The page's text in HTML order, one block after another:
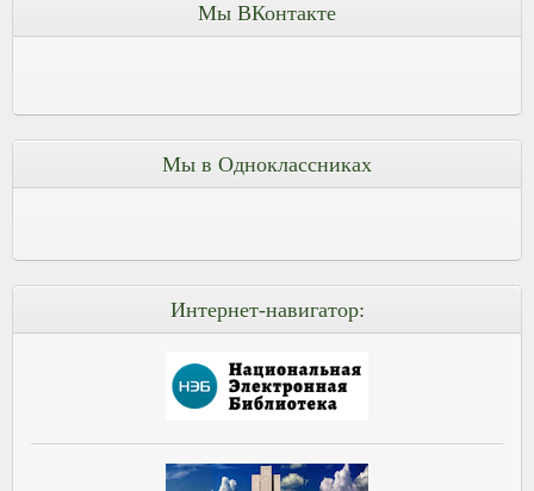
Мы ВКонтакте
Мы в Одноклассниках
Интернет-навигатор: